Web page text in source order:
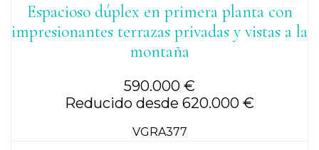
590.000 €
Reducido desde 620.000 €
VGRA377
Espacioso dúplex en primera planta con
impresionantes terrazas privadas y vistas a la
montaña